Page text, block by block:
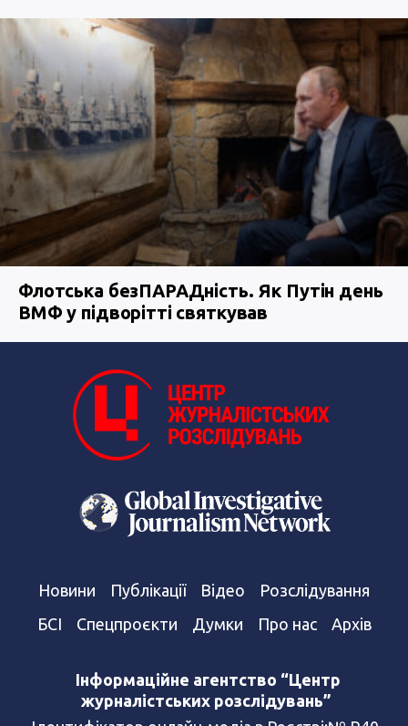
Флотська безПАРАДність. Як Путін день
ВМФ у підворітті святкував
Новини Публікації Відео
Розслідування
БСІ
Спецпроєкти Думки Про нас Архів
Інформаційне агентство “Центр
журналістських розслідувань”